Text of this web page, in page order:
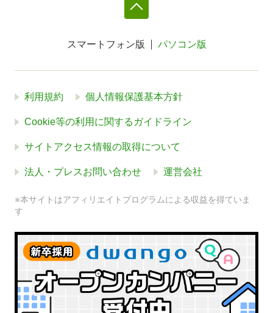
スマートフォン版 パソコン版
利用規約 個人情報保護基本方針
Cookie等の利用に関するガイドライン
サイトアクセス情報の取得について
法人・プレスお問い合わせ 運営会社
※本サイトはアフィリエイトプログラムによる収益を得ていま
す